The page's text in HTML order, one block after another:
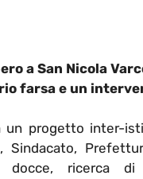
a San Nicola
farsa e un
un progetto inter-
Sindacato,
docce, ricerca di